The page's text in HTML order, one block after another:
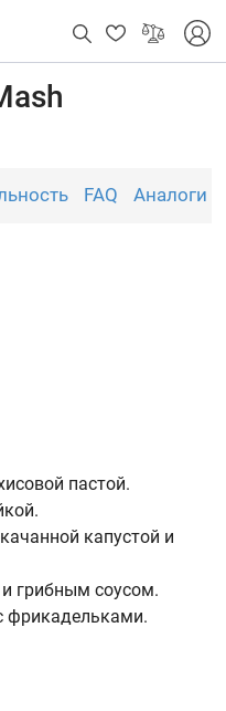
FAQ Аналоги
пастой.
капустой и
грибным соусом.
фрикадельками.